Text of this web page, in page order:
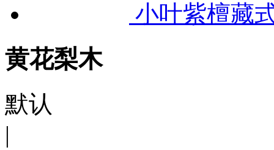
小叶紫檀藏
黄花梨木
默认
|